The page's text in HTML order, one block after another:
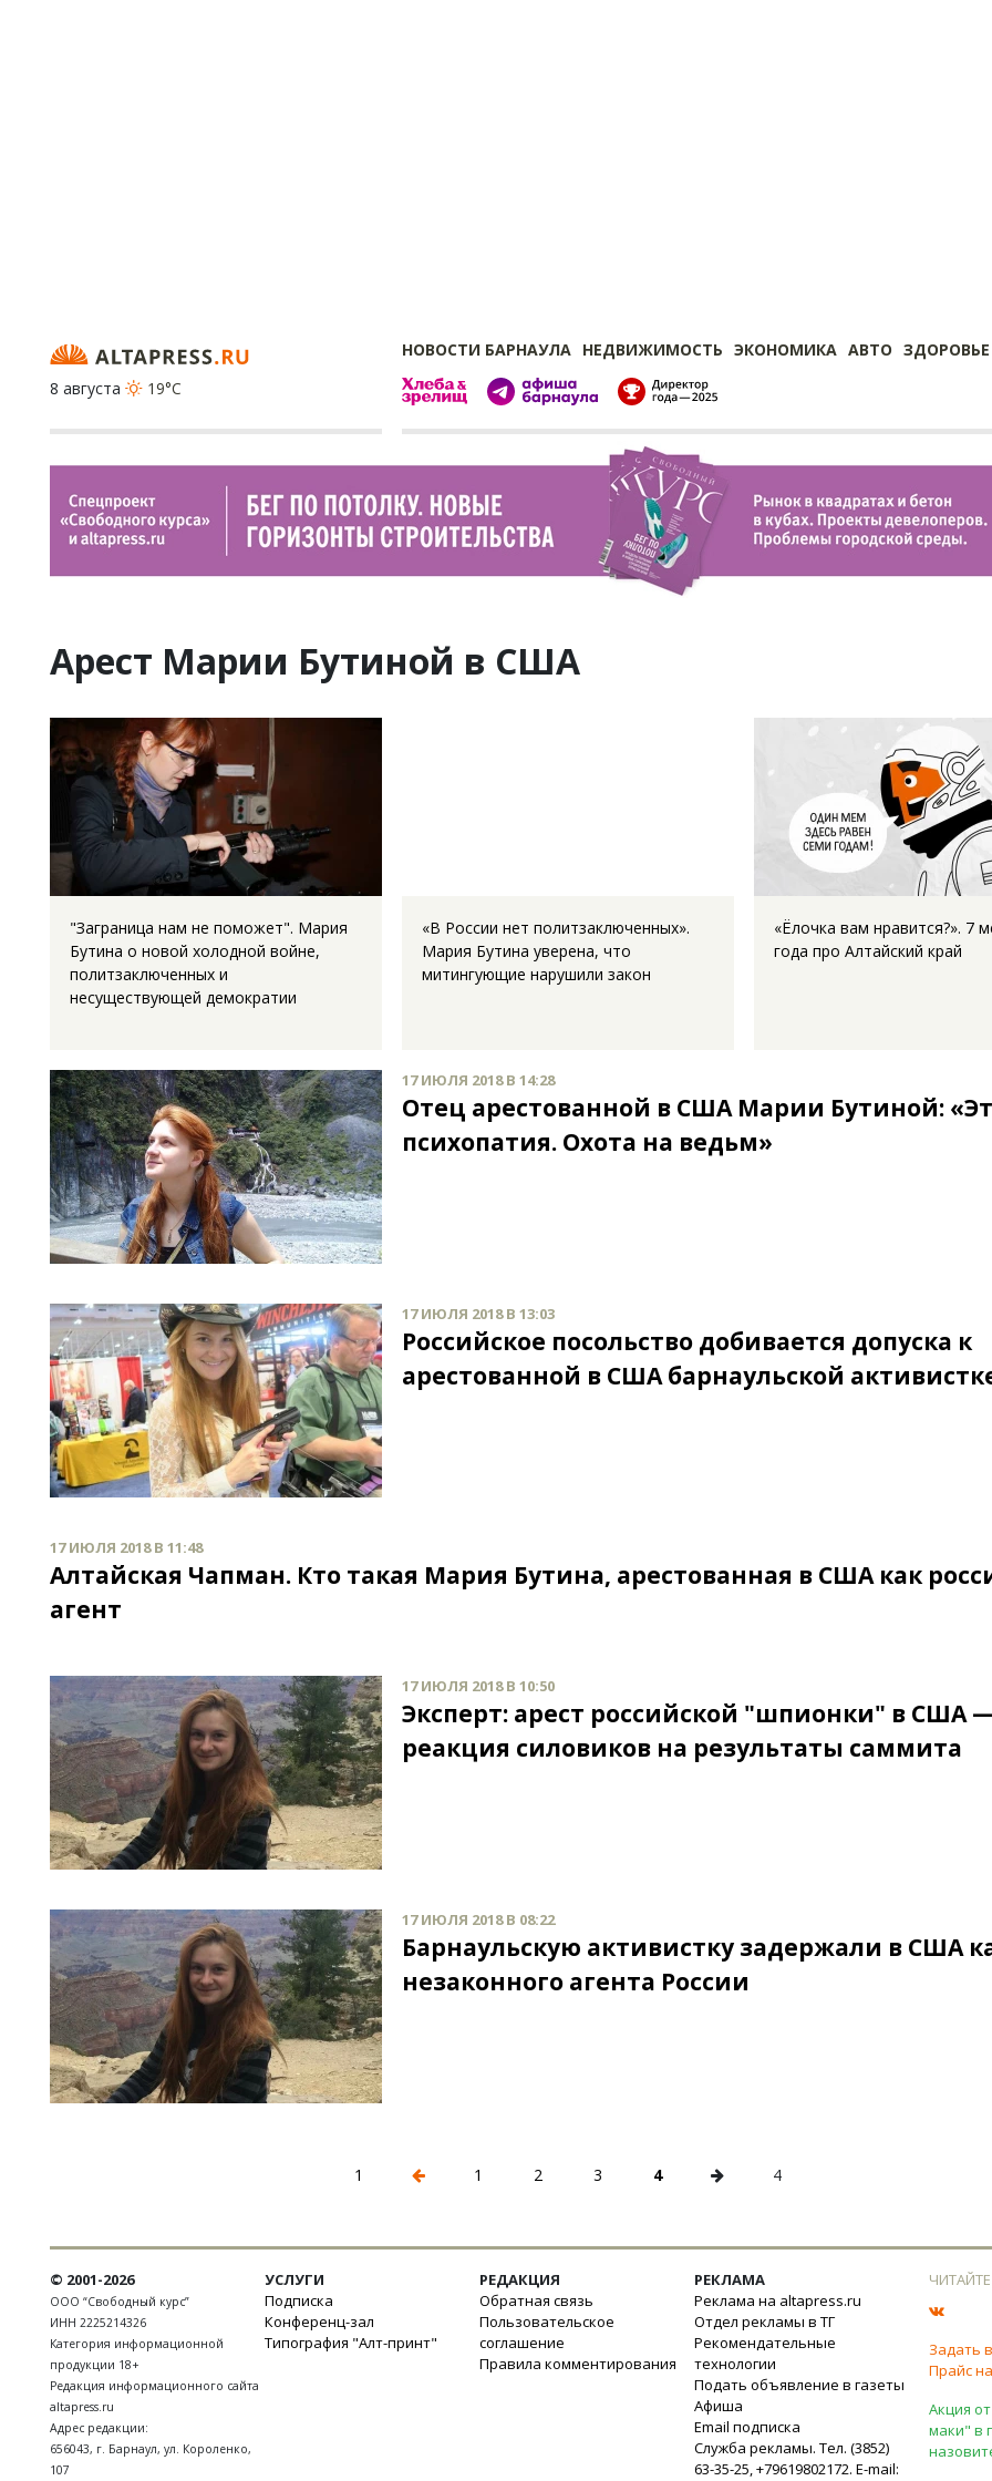
НОВОСТИ БАРНАУЛА НЕДВИЖИМОСТЬ ЭКОНОМИКА АВТО ЗДОРОВЬЕ
8 августа
19°C
Арест Марии Бутиной в США
"Заграница нам не поможет". Мария
Бутина о новой холодной войне,
политзаключенных и
несуществующей демократии
«В России нет политзаключенных».
Мария Бутина уверена, что
митингующие нарушили закон
«Ёлочка вам нравится?». 7
года про Алтайский край
17 ИЮЛЯ 2018 В 14:28
Отец арестованной в США Марии Бутиной:
психопатия. Охота на ведьм»
17 ИЮЛЯ 2018 В 13:03
Российское посольство добивается допуска к
арестованной в США барнаульской
17 ИЮЛЯ 2018 В 11:48
Алтайская Чапман. Кто такая Мария Бутина, арестованная в США как
агент
17 ИЮЛЯ 2018 В 10:50
Эксперт: арест российской "шпионки" в США
реакция силовиков на результаты саммита
17 ИЮЛЯ 2018 В 08:22
Барнаульскую активистку задержали в США
незаконного агента России
1 1 2 3 4 4
© 2001-2026
ООО “Свободный курс”
ИНН 2225214326
Категория информационной
продукции 18+
Редакция информационного сайта
altapress.ru
Адрес редакции:
656043, г. Барнаул, ул. Короленко,
107
УСЛУГИ
Подписка
Конференц-зал
Типография "Алт-принт"
РЕДАКЦИЯ
Обратная связь
Пользовательское
соглашение
Правила комментирования
РЕКЛАМА
Реклама на altapress.ru
Отдел рекламы в ТГ
Рекомендательные
технологии
Подать объявление в газеты
Афиша
Email подписка
Служба рекламы. Тел. (3852)
63-35-25, +79619802172. E-mail:
Задать
Прайс
Акция
маки" в